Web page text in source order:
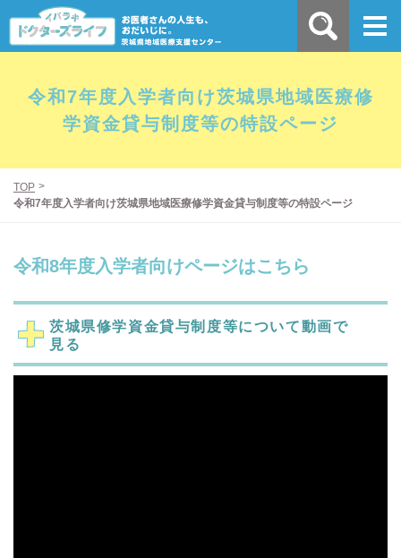
令和7年度入学者向け茨城県地域医療修
学資金貸与制度等の特設ページ
TOP
令和7年度入学者向け茨城県地域医療修学資金貸与制度等の特設ページ
令和8年度入学者向けページはこちら
茨城県修学資金貸与制度等について動画で
見る